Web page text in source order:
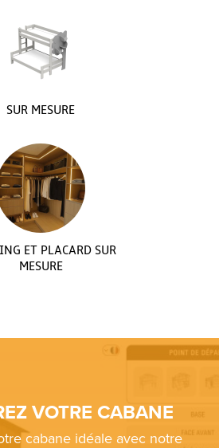
SUR MESURE
ET PLACARD SUR
MESURE
VOTRE CABANE
cabane idéale avec notre